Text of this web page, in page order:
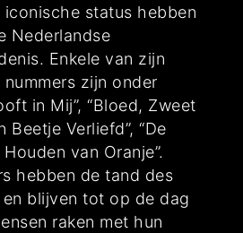
iconische status hebben
Nederlandse
Enkele van zijn
zijn onder
in Mij”, “Bloed, Zweet
Beetje Verliefd”, “De
van Oranje”.
hebben de tand des
blijven tot op de dag
raken met hun